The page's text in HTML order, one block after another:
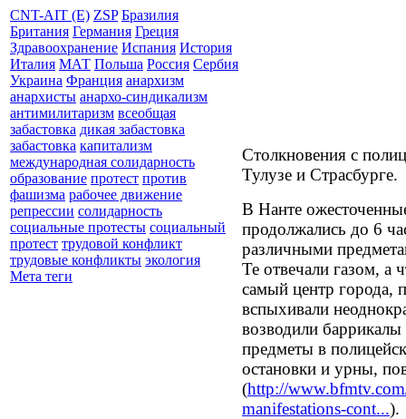
CNT-AIT (E) ZSP Бразилия
Британия Германия Греция
Здравоохранение Испания История
Италия МАТ Польша Россия Сербия
Украина Франция анархизм
анархисты анархо-синдикализм
антимилитаризм всеобщая
забастовка дикая забастовка
забастовка капитализм
международная солидарность
образование протест против
фашизма рабочее движение
репрессии солидарность
социальные протесты социальный
протест трудовой конфликт
трудовые конфликты экология
Мета теги
Столкновения с
Тулузе и Страсбурге.
В Нанте
продолжались до 6
различными
Те отвечали газом, а
самый центр города,
вспыхивали
возводили баррикалы
предметы в
остановки и урны,
(http://
manifestations-cont...).